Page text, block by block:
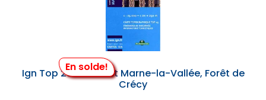
En solde!
Ign Top 25 #2414 et Marne-la-Vallée, Forêt de
Crécy